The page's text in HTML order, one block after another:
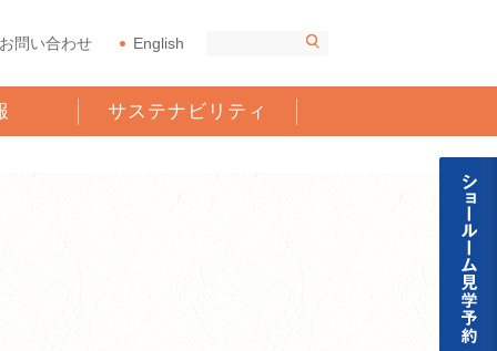
お問い合わせ English
サステナビリティ